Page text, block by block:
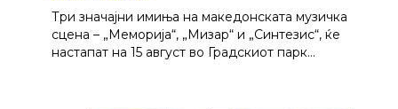
Три значајни имиња на македонската музичка
сцена – „Меморија“, „Мизар“ и „Синтезис“, ќе
настапат на 15 август во Градскиот парк…